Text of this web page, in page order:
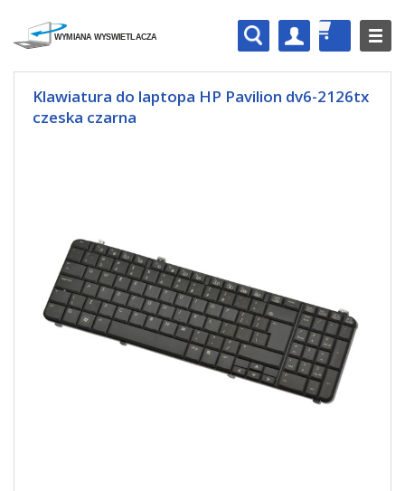
Klawiatura do laptopa HP Pavilion dv6-2126tx
czeska czarna